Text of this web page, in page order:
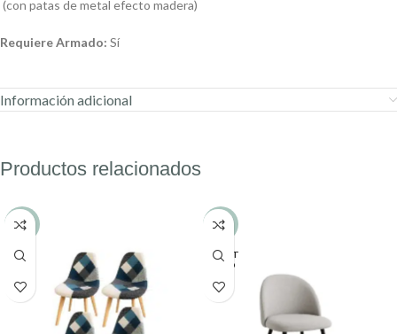
(con patas de metal efecto madera)
Requiere Armado: Sí
Información adicional
Productos relacionados
-9% -17%
AGOT
ADO